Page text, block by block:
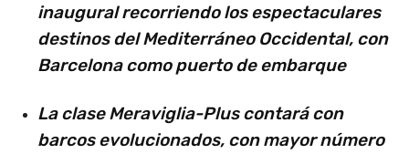
inaugural recorriendo los espectaculares
destinos del Mediterráneo Occidental, con
Barcelona como puerto de embarque
La clase Meraviglia-Plus contará con
barcos evolucionados, con mayor número